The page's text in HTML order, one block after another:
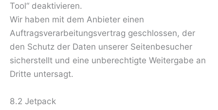
Tool“ deaktivieren.
Wir haben mit dem Anbieter einen
Auftragsverarbeitungsvertrag geschlossen, der
den Schutz der Daten unserer Seitenbesucher
sicherstellt und eine unberechtigte Weitergabe an
Dritte untersagt.
8.2 Jetpack